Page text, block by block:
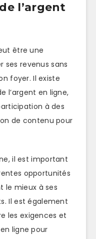
l’argent
être une
ses revenus sans
foyer. Il existe
l’argent en ligne,
à des
de contenu pour
il est important
opportunités
le mieux à ses
Il est également
les exigences et
ligne pour